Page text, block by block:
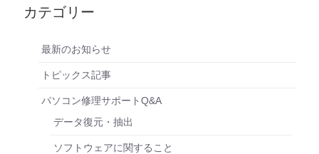
カテゴリー
最新のお知らせ
トピックス記事
パソコン修理サポートQ&A
データ復元・抽出
ソフトウェアに関すること